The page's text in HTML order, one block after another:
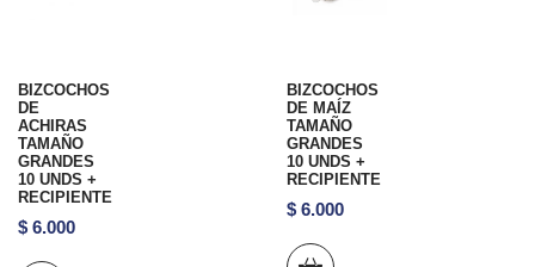
BIZCOCHOS
DE
ACHIRAS
TAMAÑO
GRANDES
10 UNDS +
RECIPIENTE
$ 6.000
BIZCOCHOS
DE MAÍZ
TAMAÑO
GRANDES
10 UNDS +
RECIPIENTE
$6.000